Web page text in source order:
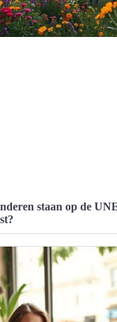
staan op de